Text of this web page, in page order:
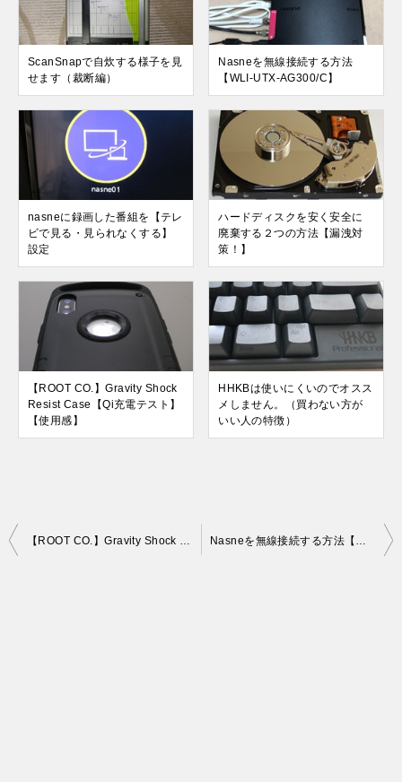
ScanSnapで自炊する様子を見
せます（裁断編）
Nasneを無線接続する方法
【WLI-UTX-AG300/C】
nasneに録画した番組を【テレ
ビで見る・見られなくする】
設定
ハードディスクを安く安全に
廃棄する２つの方法【漏洩対
策！】
【ROOT CO.】Gravity Shock
Resist Case【Qi充電テスト】
【使用感】
HHKBは使いにくいのでオスス
メしません。（買わない方が
いい人の特徴）
投
【ROOT CO.】Gravity Shock Resist Case【Qi充電テスト】【使用感】 Nasneを無線接続する方法【WLI-UTX-AG300/C】